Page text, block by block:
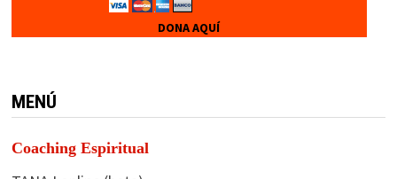
DONA AQUÍ
MENÚ
Coaching Espiritual